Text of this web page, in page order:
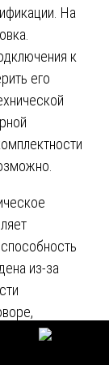
На
к
его
из-за
Однако